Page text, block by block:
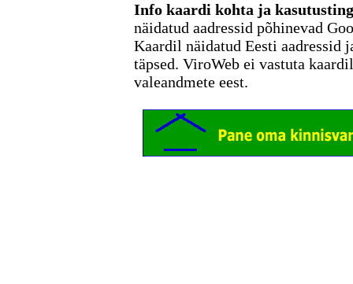
Info kaardi kohta ja
näidatud aadressid põhinevad
Kaardil näidatud Eesti aadressid
täpsed. ViroWeb ei vastuta
valeandmete eest.